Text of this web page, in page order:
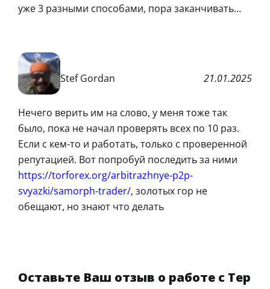
уже 3 разными способами, пора заканчивать…
Stef Gordan 21.01.2025
Нечего верить им на слово, у меня тоже так
было, пока не начал проверять всех по 10 раз.
Если с кем-то и работать, только с проверенной
репутацией. Вот попробуй последить за ними
https://torforex.org/arbitrazhnye-p2p-
svyazki/samorph-trader/, золотых гор не
обещают, но знают что делать
Оставьте Ваш отзыв о работе с Тер